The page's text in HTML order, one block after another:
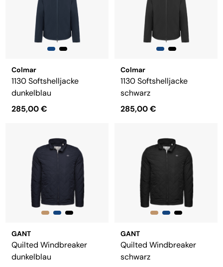
Colmar
1130 Softshelljacke
dunkelblau
285,00 €
Colmar
1130 Softshelljacke
schwarz
285,00 €
GANT
Quilted Windbreaker
dunkelblau
GANT
Quilted Windbreaker
schwarz